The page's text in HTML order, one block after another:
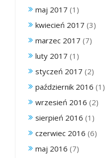
maj 2017 (1)
kwiecień 2017 (3)
marzec 2017 (7)
luty 2017 (1)
styczeń 2017 (2)
październik 2016 (1)
wrzesień 2016 (2)
sierpień 2016 (1)
czerwiec 2016 (6)
maj 2016 (7)